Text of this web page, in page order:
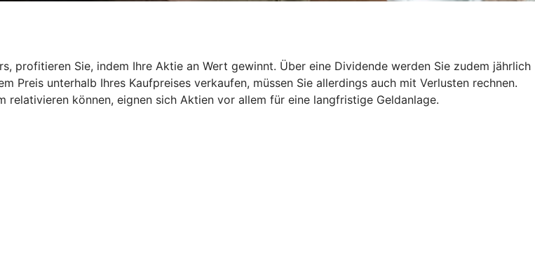
profitieren Sie, indem Ihre Aktie an Wert gewinnt. Über eine Dividende werden Sie zudem jährlich
Preis unterhalb Ihres Kaufpreises verkaufen, müssen Sie allerdings auch mit Verlusten rechnen.
relativieren können, eignen sich Aktien vor allem für eine langfristige Geldanlage.